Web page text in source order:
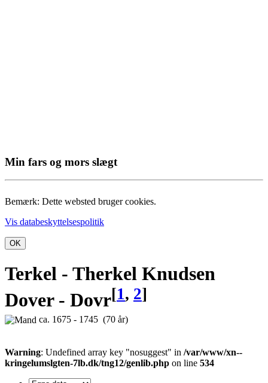
Min fars og mors slægt
Bemærk: Dette websted bruger cookies.
Vis databeskyttelsespolitik
OK
Terkel - Therkel Knudsen
Dover - Dovr[1, 2]
ca. 1675 - 1745 (70 år)
Warning: Undefined array key "nosuggest" in /var/www/xn--
kringelumslgten-7lb.dk/tng12/genlib.php on line 534